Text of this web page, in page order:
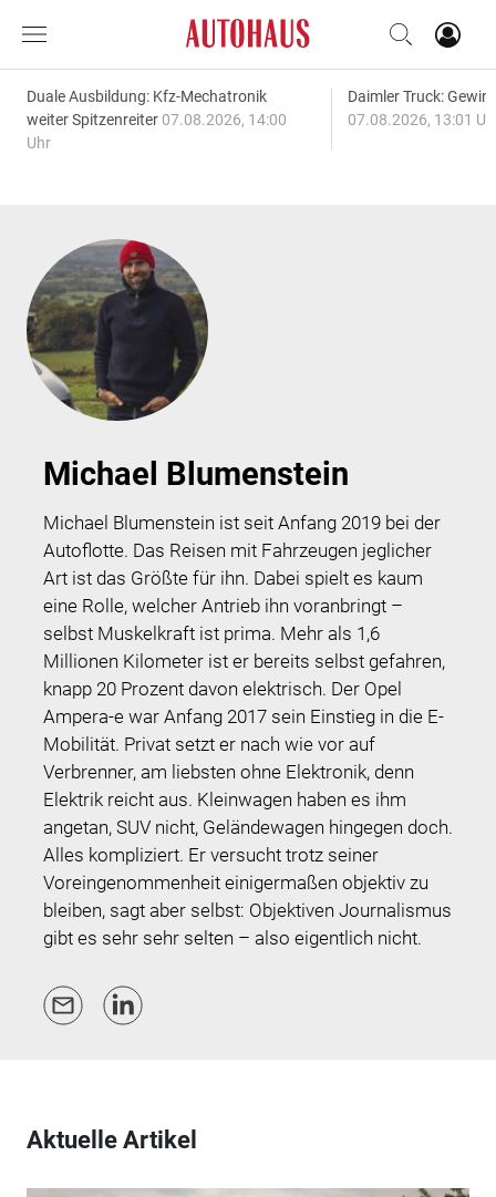
Duale Ausbildung: Kfz-Mechatronik
weiter Spitzenreiter 07.08.2026, 14:00
Uhr
Daimler Truck:
07.08.2026, 13:01
Michael Blumenstein
Michael Blumenstein ist seit Anfang 2019 bei der
Autoflotte. Das Reisen mit Fahrzeugen jeglicher
Art ist das Größte für ihn. Dabei spielt es kaum
eine Rolle, welcher Antrieb ihn voranbringt –
selbst Muskelkraft ist prima. Mehr als 1,6
Millionen Kilometer ist er bereits selbst gefahren,
knapp 20 Prozent davon elektrisch. Der Opel
Ampera-e war Anfang 2017 sein Einstieg in die E-
Mobilität. Privat setzt er nach wie vor auf
Verbrenner, am liebsten ohne Elektronik, denn
Elektrik reicht aus. Kleinwagen haben es ihm
angetan, SUV nicht, Geländewagen hingegen doch.
Alles kompliziert. Er versucht trotz seiner
Voreingenommenheit einigermaßen objektiv zu
bleiben, sagt aber selbst: Objektiven Journalismus
gibt es sehr sehr selten – also eigentlich nicht.
Aktuelle Artikel